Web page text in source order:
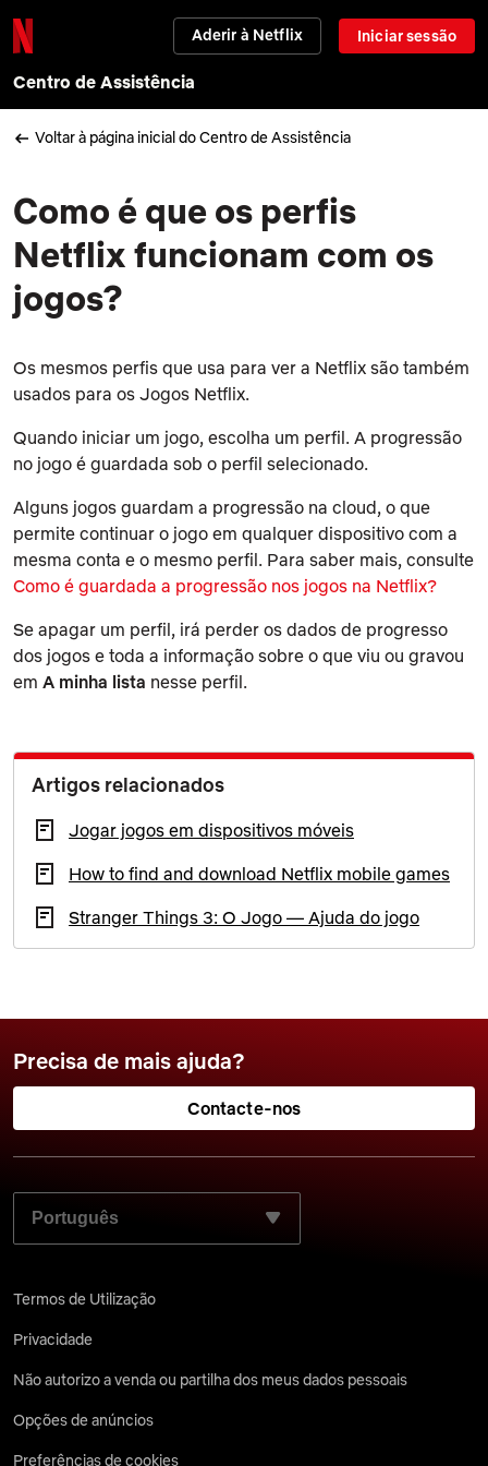
Aderir à Netflix Iniciar sessão
Centro de Assistência
Voltar à página inicial do Centro de Assistência
Como é que os perfis
Netflix funcionam com os
jogos?
Os mesmos perfis que usa para ver a Netflix são também
usados para os Jogos Netflix.
Quando iniciar um jogo, escolha um perfil. A progressão
no jogo é guardada sob o perfil selecionado.
Alguns jogos guardam a progressão na cloud, o que
permite continuar o jogo em qualquer dispositivo com a
mesma conta e o mesmo perfil. Para saber mais, consulte
Como é guardada a progressão nos jogos na Netflix?
Se apagar um perfil, irá perder os dados de progresso
dos jogos e toda a informação sobre o que viu ou gravou
em A minha lista nesse perfil.
Artigos relacionados
Jogar jogos em dispositivos móveis
How to find and download Netflix mobile games
Stranger Things 3: O Jogo — Ajuda do jogo
Precisa de mais ajuda?
Contacte-nos
SELECIONE O SEU IDIOMA PREFERIDO:
Termos de Utilização
Privacidade
Não autorizo a venda ou partilha dos meus dados pessoais
Opções de anúncios
Preferências de cookies